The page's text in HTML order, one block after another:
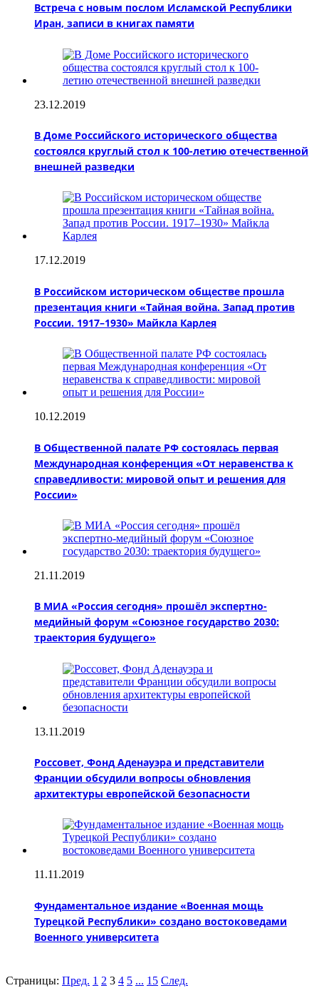
Встреча с новым послом Исламской Республики
Иран, записи в книгах памяти
23.12.2019
В Доме Российского исторического общества
состоялся круглый стол к 100-летию отечественной
внешней разведки
17.12.2019
В Российском историческом обществе прошла
презентация книги «Тайная война. Запад против
России. 1917–1930» Майкла Карлея
10.12.2019
В Общественной палате РФ состоялась первая
Международная конференция «От неравенства к
справедливости: мировой опыт и решения для
России»
21.11.2019
В МИА «Россия сегодня» прошёл экспертно-
медийный форум «Союзное государство 2030:
траектория будущего»
13.11.2019
Россовет, Фонд Аденауэра и представители
Франции обсудили вопросы обновления
архитектуры европейской безопасности
11.11.2019
Фундаментальное издание «Военная мощь
Турецкой Республики» создано востоковедами
Военного университета
Страницы: Пред. 1 2 3 4 5 ... 15 След.